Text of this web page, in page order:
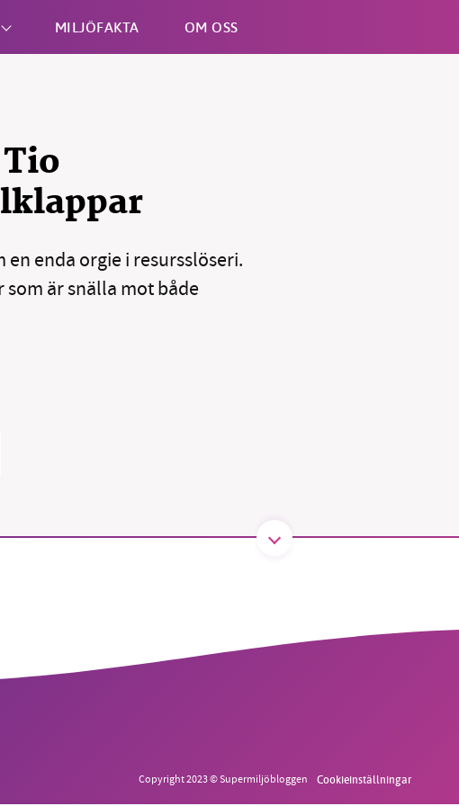
MILJÖFAKTA OM OSS
en enda orgie i resursslöseri.
är snälla mot både
Copyright 2023 © Supermiljöbloggen Cookieinställningar
ideella redaktion drivit miljödebatten framåt genom
Stötta vårt arbete genom att swisha en slant till